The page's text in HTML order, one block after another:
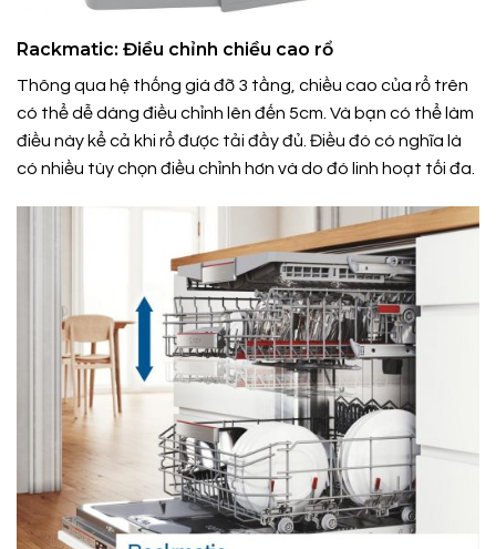
Rackmatic: Điều chỉnh chiều cao rổ
Thông qua hệ thống giá đỡ 3 tầng, chiều cao của rổ trên
có thể dễ dàng điều chỉnh lên đến 5cm. Và bạn có thể làm
điều này kể cả khi rổ được tải đầy đủ. Điều đó có nghĩa là
có nhiều tùy chọn điều chỉnh hơn và do đó linh hoạt tối đa.